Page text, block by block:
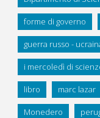
forme di governo
guerra russo -
i mercoledì di
libro marc lazar
Monedero